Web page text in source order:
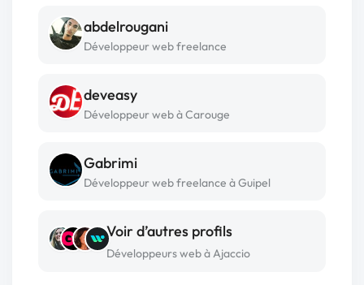
abdelrougani
Développeur web freelance
deveasy
Développeur web à Carouge
Gabrimi
Développeur web freelance à Guipel
Voir d’autres profils
Développeurs web à Ajaccio